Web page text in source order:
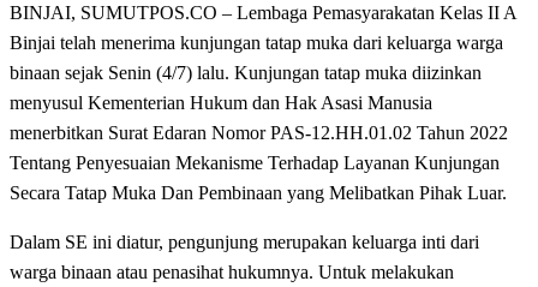
BINJAI, SUMUTPOS.CO – Lembaga Pemasyarakatan Kelas II A
Binjai telah menerima kunjungan tatap muka dari keluarga warga
binaan sejak Senin (4/7) lalu. Kunjungan tatap muka diizinkan
menyusul Kementerian Hukum dan Hak Asasi Manusia
menerbitkan Surat Edaran Nomor PAS-12.HH.01.02 Tahun 2022
Tentang Penyesuaian Mekanisme Terhadap Layanan Kunjungan
Secara Tatap Muka Dan Pembinaan yang Melibatkan Pihak Luar.
Dalam SE ini diatur, pengunjung merupakan keluarga inti dari
warga binaan atau penasihat hukumnya. Untuk melakukan